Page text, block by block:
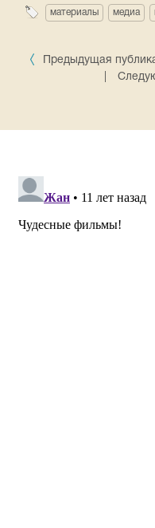
материалы медиа
Предыдущая